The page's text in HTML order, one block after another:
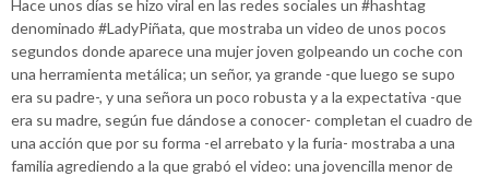
Hace unos días se hizo viral en las redes sociales un #hashtag
denominado #LadyPiñata, que mostraba un video de unos pocos
segundos donde aparece una mujer joven golpeando un coche con
una herramienta metálica; un señor, ya grande -que luego se supo
era su padre-, y una señora un poco robusta y a la expectativa -que
era su madre, según fue dándose a conocer- completan el cuadro de
una acción que por su forma -el arrebato y la furia- mostraba a una
familia agrediendo a la que grabó el video: una jovencilla menor de